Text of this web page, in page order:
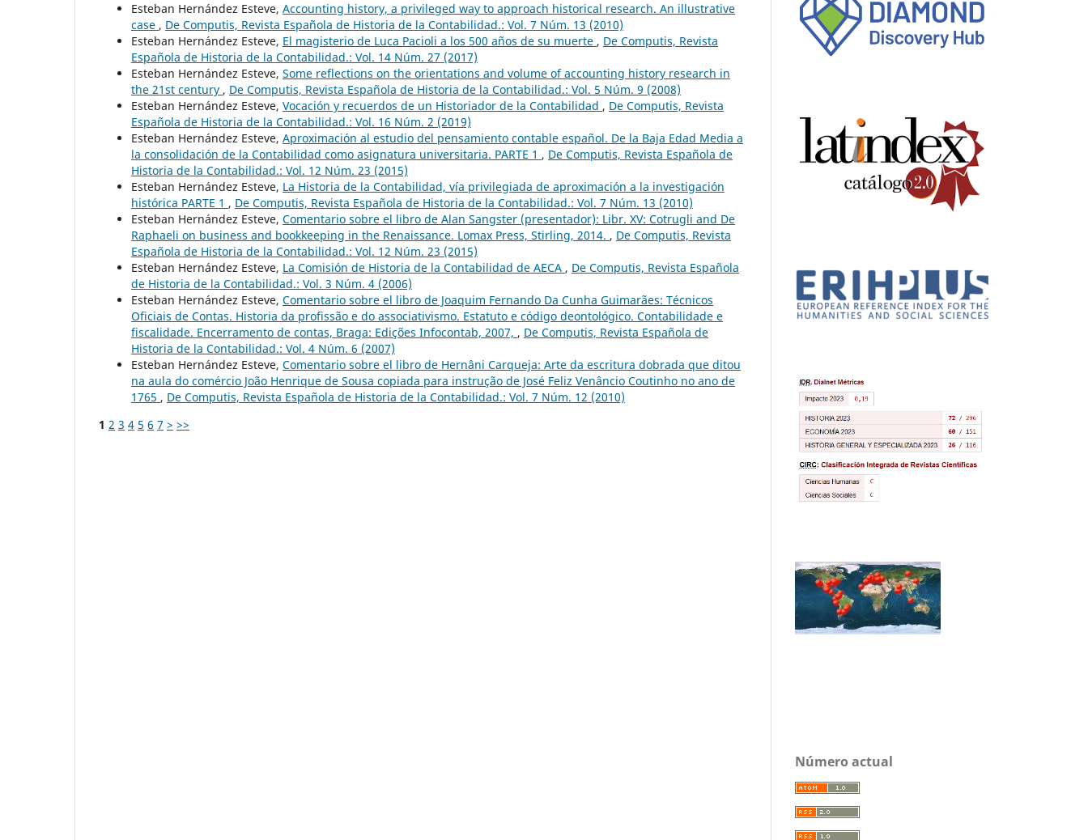
Esteban Hernández Esteve, Accounting history, a privileged way to approach historical research. An illustrative
case , De Computis, Revista Española de Historia de la Contabilidad.: Vol. 7 Núm. 13 (2010)
Esteban Hernández Esteve, El magisterio de Luca Pacioli a los 500 años de su muerte , De Computis, Revista
Española de Historia de la Contabilidad.: Vol. 14 Núm. 27 (2017)
Esteban Hernández Esteve, Some reflections on the orientations and volume of accounting history research in
the 21st century , De Computis, Revista Española de Historia de la Contabilidad.: Vol. 5 Núm. 9 (2008)
Esteban Hernández Esteve, Vocación y recuerdos de un Historiador de la Contabilidad , De Computis, Revista
Española de Historia de la Contabilidad.: Vol. 16 Núm. 2 (2019)
Esteban Hernández Esteve, Aproximación al estudio del pensamiento contable español. De la Baja Edad Media a
la consolidación de la Contabilidad como asignatura universitaria. PARTE 1 , De Computis, Revista Española de
Historia de la Contabilidad.: Vol. 12 Núm. 23 (2015)
Esteban Hernández Esteve, La Historia de la Contabilidad, vía privilegiada de aproximación a la investigación
histórica PARTE 1 , De Computis, Revista Española de Historia de la Contabilidad.: Vol. 7 Núm. 13 (2010)
Esteban Hernández Esteve, Comentario sobre el libro de Alan Sangster (presentador): Libr. XV: Cotrugli and De
Raphaeli on business and bookkeeping in the Renaissance. Lomax Press, Stirling, 2014. , De Computis, Revista
Española de Historia de la Contabilidad.: Vol. 12 Núm. 23 (2015)
Esteban Hernández Esteve, La Comisión de Historia de la Contabilidad de AECA , De Computis, Revista Española
de Historia de la Contabilidad.: Vol. 3 Núm. 4 (2006)
Esteban Hernández Esteve, Comentario sobre el libro de Joaquim Fernando Da Cunha Guimarães: Técnicos
Oficiais de Contas. Historia da profissão e do associativismo. Estatuto e código deontológico. Contabilidade e
fiscalidade. Encerramento de contas, Braga: Edições Infocontab, 2007, , De Computis, Revista Española de
Historia de la Contabilidad.: Vol. 4 Núm. 6 (2007)
Esteban Hernández Esteve, Comentario sobre el libro de Hernâni Carqueja: Arte da escritura dobrada que ditou
na aula do comércio João Henrique de Sousa copiada para instrução de José Feliz Venâncio Coutinho no ano de
1765 , De Computis, Revista Española de Historia de la Contabilidad.: Vol. 7 Núm. 12 (2010)
1 2 3 4 5 6 7 > >>
Número actual